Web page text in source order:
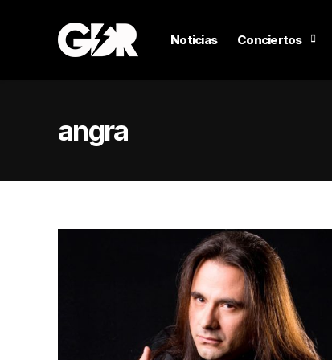
Noticias Conciertos
angra